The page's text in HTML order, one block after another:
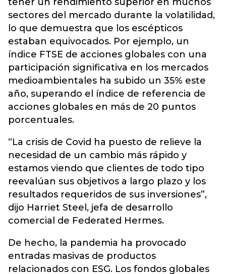
sectores del mercado durante la volatilidad,
lo que demuestra que los escépticos
estaban equivocados. Por ejemplo, un
índice FTSE de acciones globales con una
participación significativa en los mercados
medioambientales ha subido un 35% este
año, superando el índice de referencia de
acciones globales en más de 20 puntos
porcentuales.
“La crisis de Covid ha puesto de relieve la
necesidad de un cambio más rápido y
estamos viendo que clientes de todo tipo
reevalúan sus objetivos a largo plazo y los
resultados requeridos de sus inversiones”,
dijo Harriet Steel, jefa de desarrollo
comercial de Federated Hermes.
De hecho, la pandemia ha provocado
entradas masivas de productos
relacionados con ESG. Los fondos globales